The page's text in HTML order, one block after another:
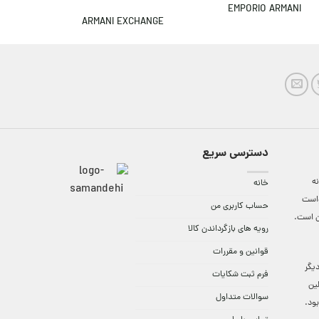
EMPORIO ARMANI
ARMANI EXCHANGE
است.
الی 18 و در دیگر
دسترسی سریع
خانه
حساب کاربری من
رویه های بازگرداندن کالا
قوانین و مقررات
فرم ثبت شکایات
سوالات متداول